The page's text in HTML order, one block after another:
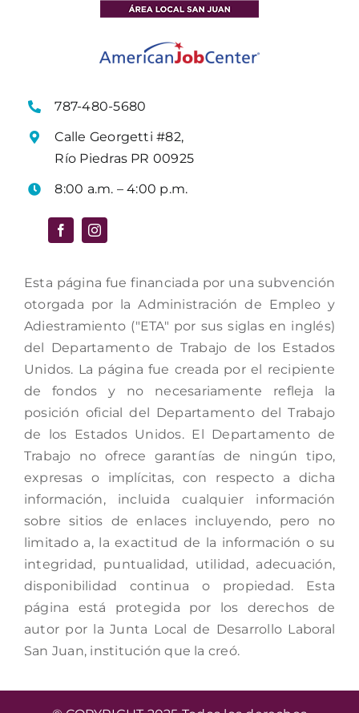
787-480-5680
Calle Georgetti #82,
Río Piedras PR 00925
8:00 a.m. – 4:00 p.m.
Esta página fue financiada por una subvención
otorgada por la Administración de Empleo y
Adiestramiento ("ETA" por sus siglas en inglés)
del Departamento de Trabajo de los Estados
Unidos. La página fue creada por el recipiente
de fondos y no necesariamente refleja la
posición oficial del Departamento del Trabajo
de los Estados Unidos. El Departamento de
Trabajo no ofrece garantías de ningún tipo,
expresas o implícitas, con respecto a dicha
información, incluida cualquier información
sobre sitios de enlaces incluyendo, pero no
limitado a, la exactitud de la información o su
integridad, puntualidad, utilidad, adecuación,
disponibilidad continua o propiedad. Esta
página está protegida por los derechos de
autor por la Junta Local de Desarrollo Laboral
San Juan, institución que la creó.